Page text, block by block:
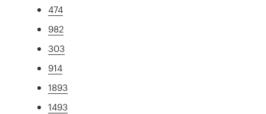
474
982
303
914
1893
1493